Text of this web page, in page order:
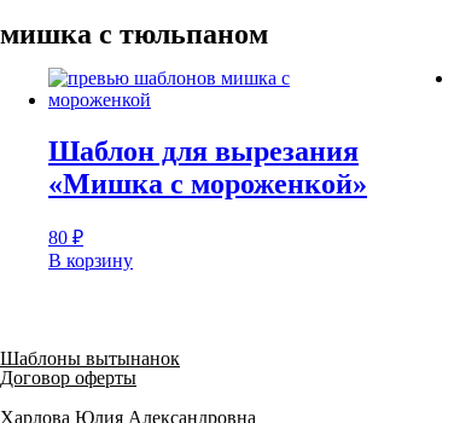
мишка с тюльпаном
Шаблон для вырезания
«Мишка с мороженкой»
80 ₽
В корзину
Шаблоны вытынанок
Договор оферты
Харлова Юлия Александровна